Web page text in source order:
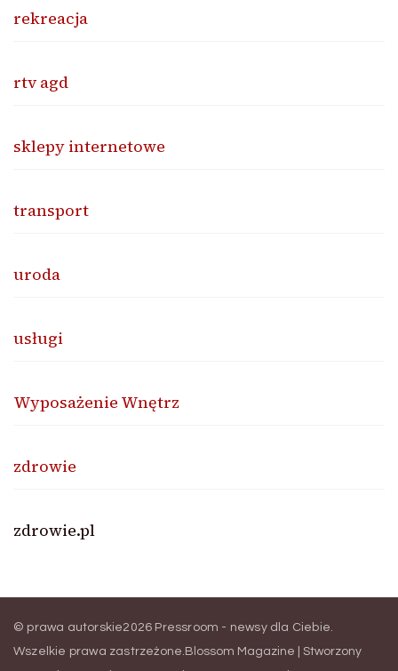
rekreacja
rtv agd
sklepy internetowe
transport
uroda
usługi
Wyposażenie Wnętrz
zdrowie
zdrowie.pl
© prawa autorskie2026 Pressroom - newsy dla Ciebie.
Wszelkie prawa zastrzeżone. Blossom Magazine | Stworzony